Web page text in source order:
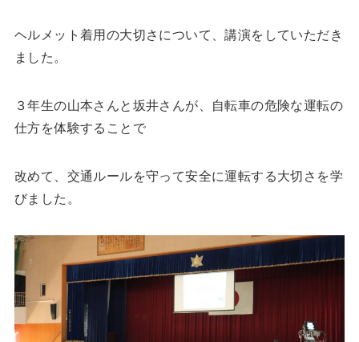
ヘルメット着用の大切さについて、講演をしていただき
ました。
３年生の山本さんと坂井さんが、自転車の危険な運転の
仕方を体験することで
改めて、交通ルールを守って安全に運転する大切さを学
びました。